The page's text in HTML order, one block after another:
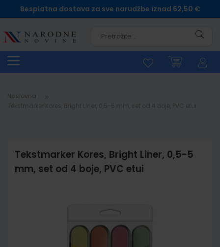
Besplatna dostava za sve narudžbe iznad 62,50 €
Naslovna
Tekstmarker Kores, Bright Liner, 0,5-5
mm, set od 4 boje, PVC etui